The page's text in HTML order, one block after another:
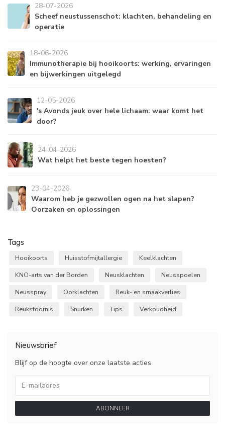
28-07-2026
Scheef neustussenschot: klachten, behandeling en
operatie
18-06-2026
Immunotherapie bij hooikoorts: werking, ervaringen
en bijwerkingen uitgelegd
12-05-2026
's Avonds jeuk over hele lichaam: waar komt het
door?
24-04-2026
Wat helpt het beste tegen hoesten?
23-04-2026
Waarom heb je gezwollen ogen na het slapen?
Oorzaken en oplossingen
Tags
Hooikoorts Huisstofmijtallergie
Keelklachten
KNO-arts van der Borden
Neusklachten
Neusspoelen
Neusspray
Oorklachten
Reuk- en smaakverlies
Reukstoornis
Snurken Tips Verkoudheid
Nieuwsbrief
Blijf op de hoogte over onze laatste acties
ABONNEER